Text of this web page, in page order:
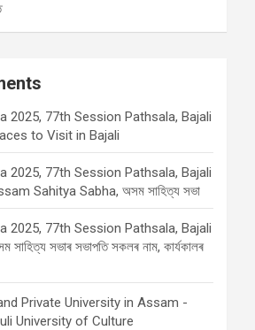
2025, 77th Session Pathsala, Bajali
to Visit in Bajali
2025, 77th Session Pathsala, Bajali
Sahitya Sabha, অসম সাহিত্য সভা
2025, 77th Session Pathsala, Bajali
সাহিত্য সভাৰ সভাপতি সকলৰ নাম, কাৰ্যকালৰ
Private University in Assam -
University of Culture